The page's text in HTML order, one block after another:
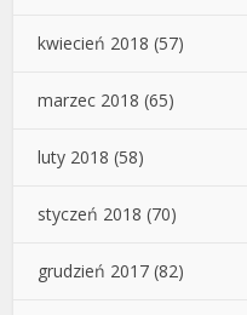
kwiecień 2018 (57)
marzec 2018 (65)
luty 2018 (58)
styczeń 2018 (70)
grudzień 2017 (82)